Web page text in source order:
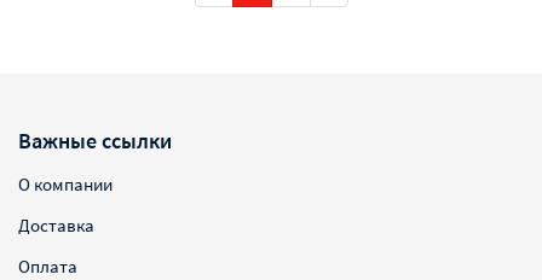
Важные ссылки
О компании
Доставка
Оплата